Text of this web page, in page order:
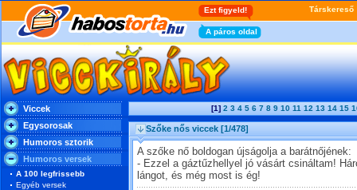
Viccek
Egysorosak
Humoros sztorik
Humoros versek
A 100 legfrissebb
Egyéb versek
[1] 2 3 4 5 6 7 8 9 10 11 12 13 14 15
Szőke nős viccek [1/478]
A szőke nő boldogan újságolja a barátnőjének:
- Ezzel a gáztűzhellyel jó vásárt csináltam!
lángot, és még most is ég!